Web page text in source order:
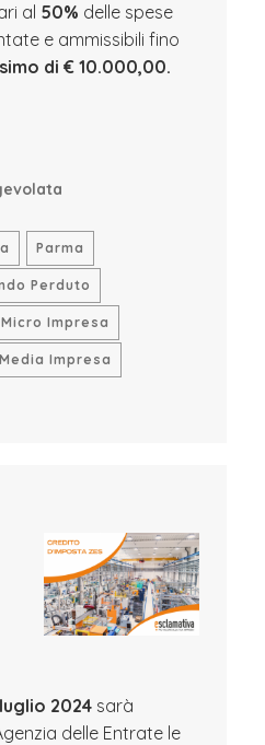
al 50% delle spese
e ammissibili fino
di € 10.000,00.
Parma
Perduto
Micro Impresa
Media Impresa
2024 sarà
delle Entrate le